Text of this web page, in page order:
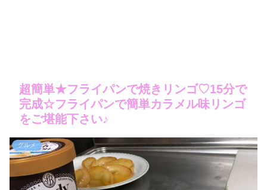
超簡単★フライパンで焼きリンゴ♡15分で
完成☆フライパンで簡単カラメル味リンゴ
をご堪能下さい♪
グルメ